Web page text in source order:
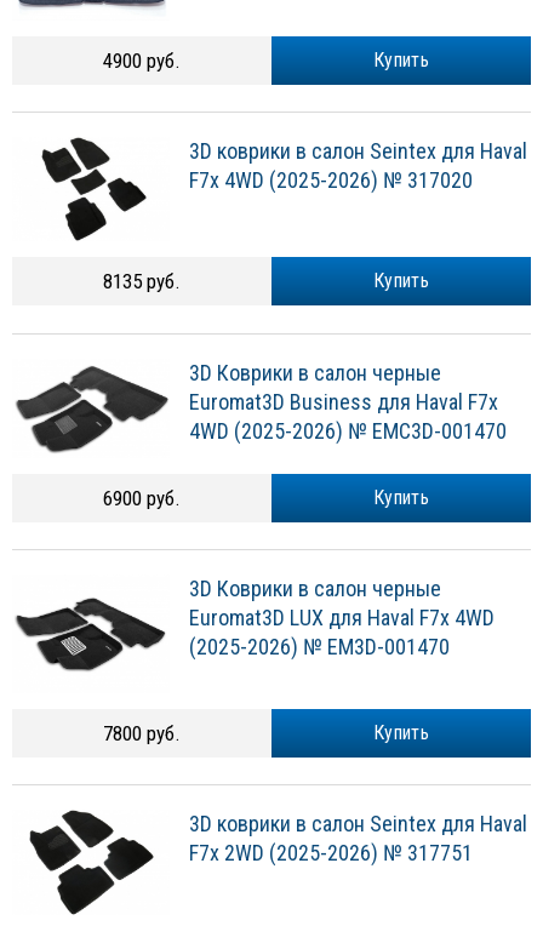
Купить
4900 руб.
3D коврики в салон Seintex для Haval
F7x 4WD (2025-2026) № 317020
Купить
8135 руб.
3D Коврики в салон черные
Euromat3D Business для Haval F7x
4WD (2025-2026) № EMC3D-001470
Купить
6900 руб.
3D Коврики в салон черные
Euromat3D LUX для Haval F7x 4WD
(2025-2026) № EM3D-001470
Купить
7800 руб.
3D коврики в салон Seintex для Haval
F7x 2WD (2025-2026) № 317751